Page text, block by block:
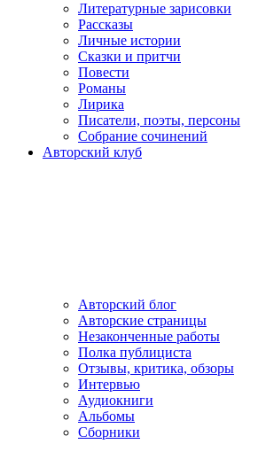
Литературные зарисовки
Рассказы
Личные истории
Сказки и притчи
Повести
Романы
Лирика
Писатели, поэты, персоны
Собрание сочинений
Авторский клуб
Авторский блог
Авторские страницы
Незаконченные работы
Полка публициста
Отзывы, критика, обзоры
Интервью
Аудиокниги
Альбомы
Сборники